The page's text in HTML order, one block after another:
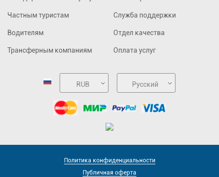
Частным туристам
Водителям
Трансферным компаниям
Служба поддержки
Отдел качества
Оплата услуг
RUB Русский
Политика конфиденциальности
Публичная оферта